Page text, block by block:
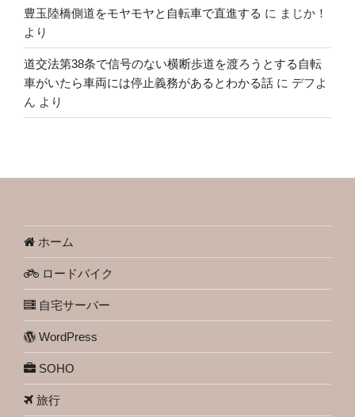
豊玉陸橋側道をモヤモヤと自転車で直進する に まじか！
より
道交法第38条で信号のない横断歩道を渡ろうとする自転
車がいたら車両には停止義務があるとわかる話 に デフよ
ん より
ホーム
ロードバイク
自宅サーバー
WordPress
SOHO
旅行